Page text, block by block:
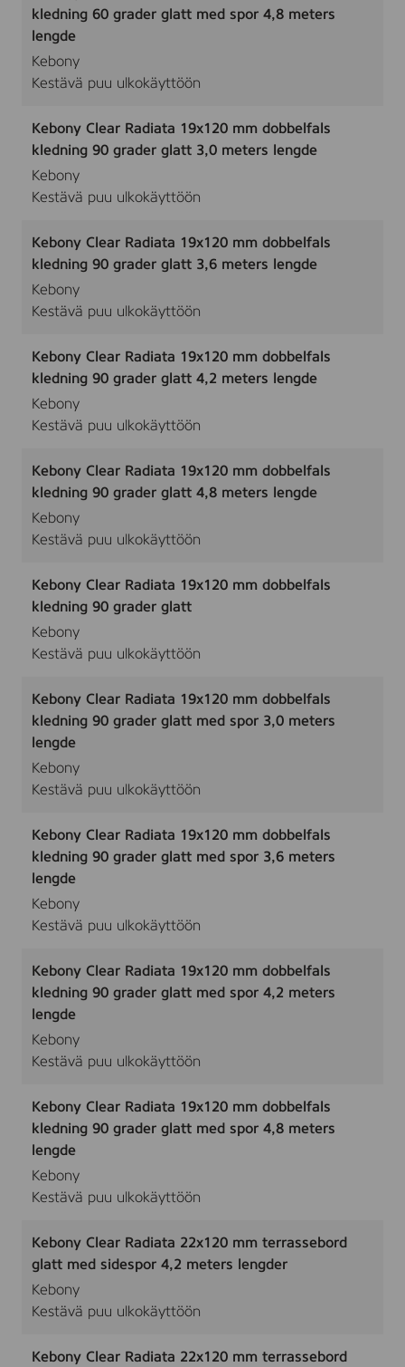
kledning 60 grader glatt med spor 4,8 meters
lengde
Kebony
Kestävä puu ulkokäyttöön
Kebony Clear Radiata 19x120 mm dobbelfals
kledning 90 grader glatt 3,0 meters lengde
Kebony
Kestävä puu ulkokäyttöön
Kebony Clear Radiata 19x120 mm dobbelfals
kledning 90 grader glatt 3,6 meters lengde
Kebony
Kestävä puu ulkokäyttöön
Kebony Clear Radiata 19x120 mm dobbelfals
kledning 90 grader glatt 4,2 meters lengde
Kebony
Kestävä puu ulkokäyttöön
Kebony Clear Radiata 19x120 mm dobbelfals
kledning 90 grader glatt 4,8 meters lengde
Kebony
Kestävä puu ulkokäyttöön
Kebony Clear Radiata 19x120 mm dobbelfals
kledning 90 grader glatt
Kebony
Kestävä puu ulkokäyttöön
Kebony Clear Radiata 19x120 mm dobbelfals
kledning 90 grader glatt med spor 3,0 meters
lengde
Kebony
Kestävä puu ulkokäyttöön
Kebony Clear Radiata 19x120 mm dobbelfals
kledning 90 grader glatt med spor 3,6 meters
lengde
Kebony
Kestävä puu ulkokäyttöön
Kebony Clear Radiata 19x120 mm dobbelfals
kledning 90 grader glatt med spor 4,2 meters
lengde
Kebony
Kestävä puu ulkokäyttöön
Kebony Clear Radiata 19x120 mm dobbelfals
kledning 90 grader glatt med spor 4,8 meters
lengde
Kebony
Kestävä puu ulkokäyttöön
Kebony Clear Radiata 22x120 mm terrassebord
glatt med sidespor 4,2 meters lengder
Kebony
Kestävä puu ulkokäyttöön
Kebony Clear Radiata 22x120 mm terrassebord